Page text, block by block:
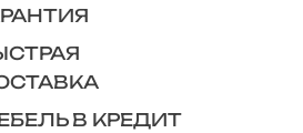
В КРЕДИТ